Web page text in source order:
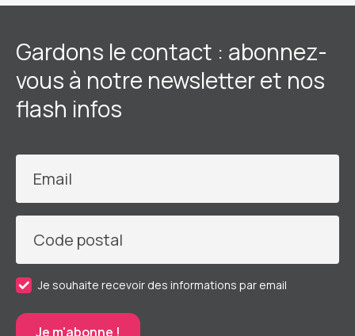
Gardons le contact : abonnez-
vous à notre newsletter et nos
flash infos
Email
Code postal
Je souhaite recevoir des informations par email